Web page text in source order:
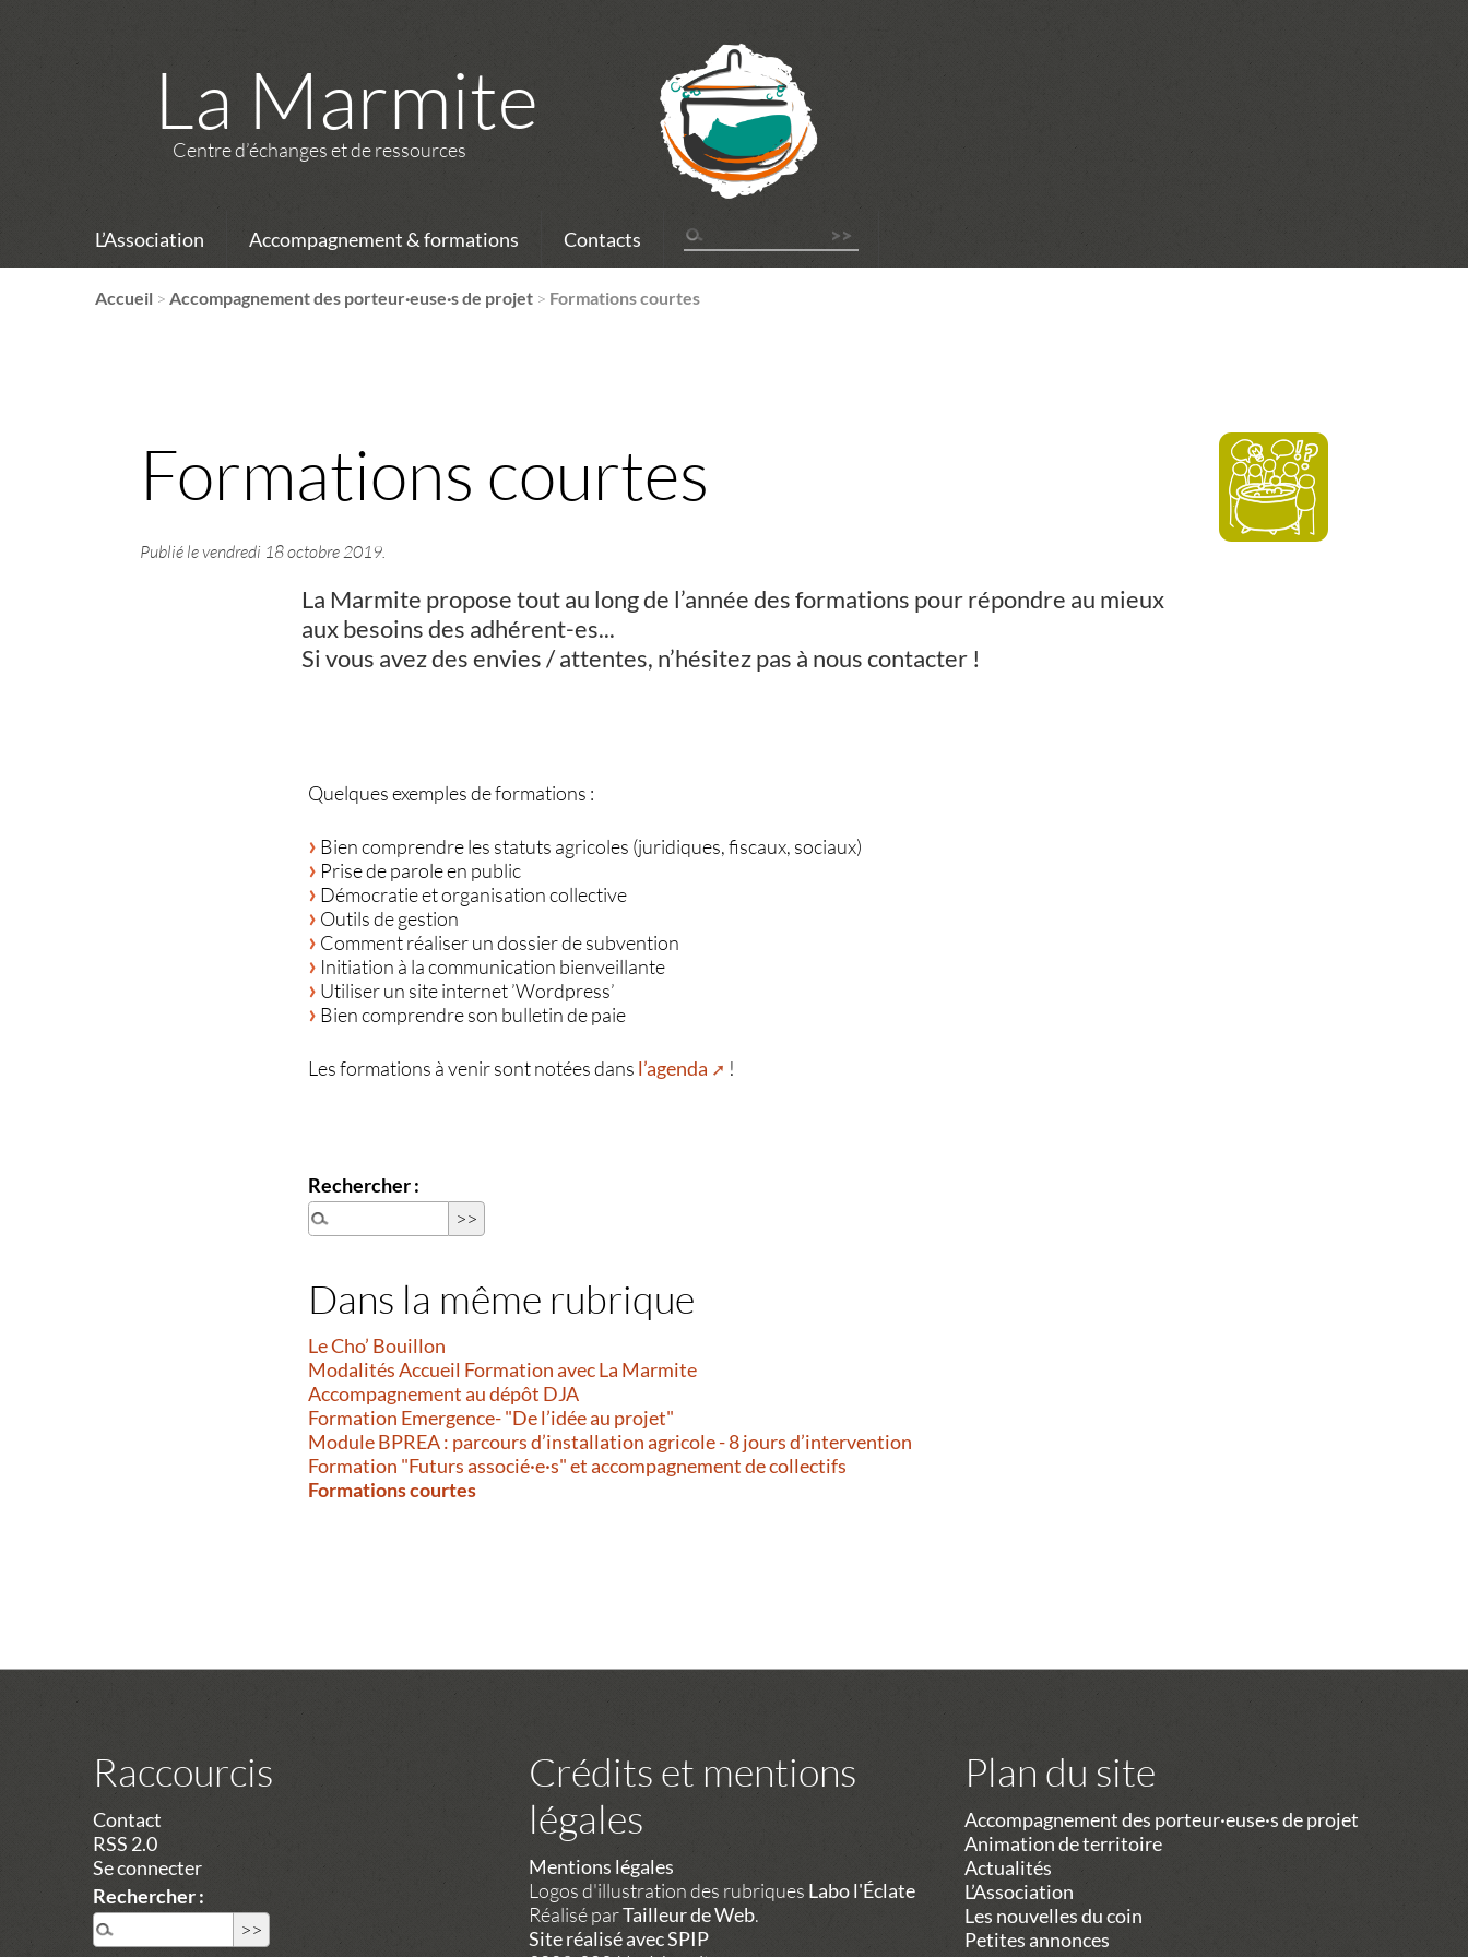
La Marmite
Centre d’échanges et de ressources
L’Association Accompagnement & formations Contacts
Accueil >Accompagnement des porteur·euse·s de projet > Formations courtes
Formations courtes
Publié levendredi 18 octobre 2019.
La Marmite propose tout au long de l’année des formations pour répondre au mieux
aux besoins des adhérent-es...
Si vous avez des envies / attentes, n’hésitez pas à nous contacter !
Quelques exemples de formations :
Bien comprendre les statuts agricoles (juridiques, fiscaux, sociaux)
Prise de parole en public
Démocratie et organisation collective
Outils de gestion
Comment réaliser un dossier de subvention
Initiation à la communication bienveillante
Utiliser un site internet ’Wordpress’
Bien comprendre son bulletin de paie
Les formations à venir sont notées dans l’agenda !
Rechercher :
Dans la même rubrique
Le Cho’ Bouillon
Modalités Accueil Formation avec La Marmite
Accompagnement au dépôt DJA
Formation Emergence- "De l’idée au projet"
Module BPREA : parcours d’installation agricole - 8 jours d’intervention
Formation "Futurs associé·e·s" et accompagnement de collectifs
Formations courtes
Raccourcis
Contact
RSS 2.0
Se connecter
Rechercher :
Crédits et mentions
légales
Mentions légales
Logos d'illustration des rubriques Labo l'Éclate
Réalisé parTailleur de Web.
Site réalisé avec SPIP
Plan du site
Accompagnement des porteur·euse·s de projet
Animation de territoire
Actualités
L’Association
Les nouvelles du coin
Petites annonces